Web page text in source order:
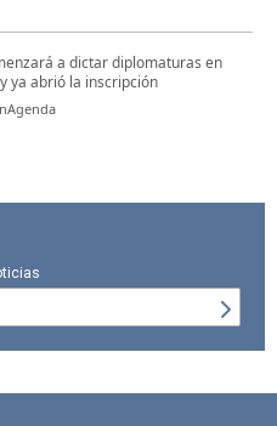
a dictar diplomaturas en
y ya abrió la inscripción